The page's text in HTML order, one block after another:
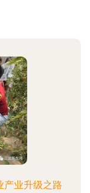
产业升级之路